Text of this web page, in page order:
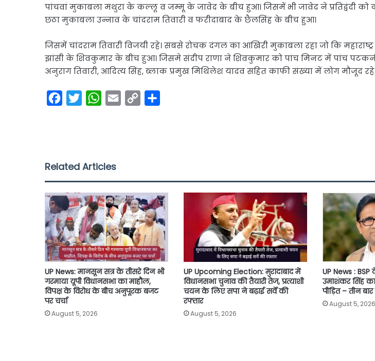
पांचवां मुकाबला मथुरा के कल्लू व जम्मू के जावेद के बीच हुआ। जिसमें भी जावेद ने प्रतिद्वंदी को
छठा मुकाबला उन्नाव के चांदराम तिवारी व फरीदाबाद के छैलसिंह के बीच हुआ।
जिसमें चांदराम तिवारी विजयी रहे। सबसे रोचक दंगल का आखिरी मुकाबला रहा जो कि
झांसी के शिवकुमार के बीच हुआ। जिसमे संदीप राणा ने शिवकुमार को पांच मिनट में पांच
अनुराग तिवारी, आदित्य सिंह, ब्लाक प्रमुख मिथिलेश यादव सहित काफी संख्या में लोग मौजूद
o
r
W
p
p
n
k
Related Articles
UP News: मानसून सत्र के तीसरे दिन भी
गरमाया यूपी विधानसभा का माहौल,
विपक्ष के विरोध के बीच अनुपूरक बजट
पर चर्चा
August 5, 2026
UP Upcoming Election: मुरादाबाद में
विधानसभा चुनाव की तैयारी तेज, प्रत्याशी
चयन के लिए सपा ने बढ़ाई सर्वे की
रफ्तार
August 5, 2026
UP News :
उमाशंकर सिंह
पीड़ित – तीन
August 5, 2026